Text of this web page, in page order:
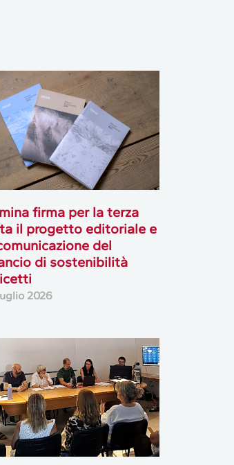
firma per la terza
il progetto editoriale e
del
di sostenibilità
2026